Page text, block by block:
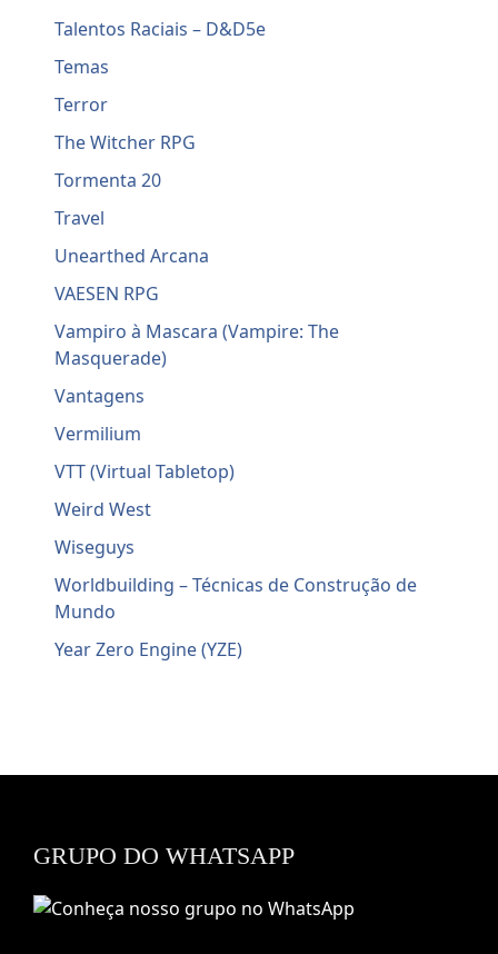
Talentos Raciais – D&D5e
Temas
Terror
The Witcher RPG
Tormenta 20
Travel
Unearthed Arcana
VAESEN RPG
Vampiro à Mascara (Vampire: The
Masquerade)
Vantagens
Vermilium
VTT (Virtual Tabletop)
Weird West
Wiseguys
Worldbuilding – Técnicas de Construção de
Mundo
Year Zero Engine (YZE)
GRUPO DO WHATSAPP